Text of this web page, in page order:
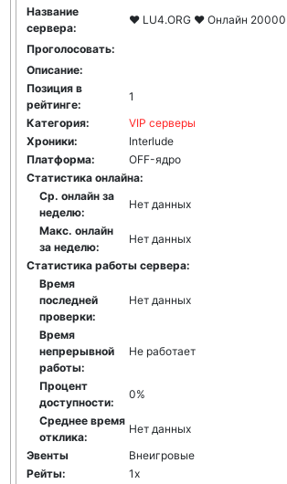
Название
сервера:
❤️ LU4.ORG ❤️ Онлайн
Проголосовать:
Описание:
Позиция в
рейтинге:
1
Категория:
VIP серверы
Хроники:
Interlude
Платформа:
ОFF-ядро
Статистика онлайна:
Ср. онлайн за
неделю:
Нет данных
Макс. онлайн
за неделю:
Нет данных
Статистика работы сервера:
Время
последней
проверки:
Нет данных
Время
непрерывной
работы:
Не работает
Процент
доступности:
0%
Среднее время
отклика:
Нет данных
Эвенты
Внеигровые
Рейты:
1x